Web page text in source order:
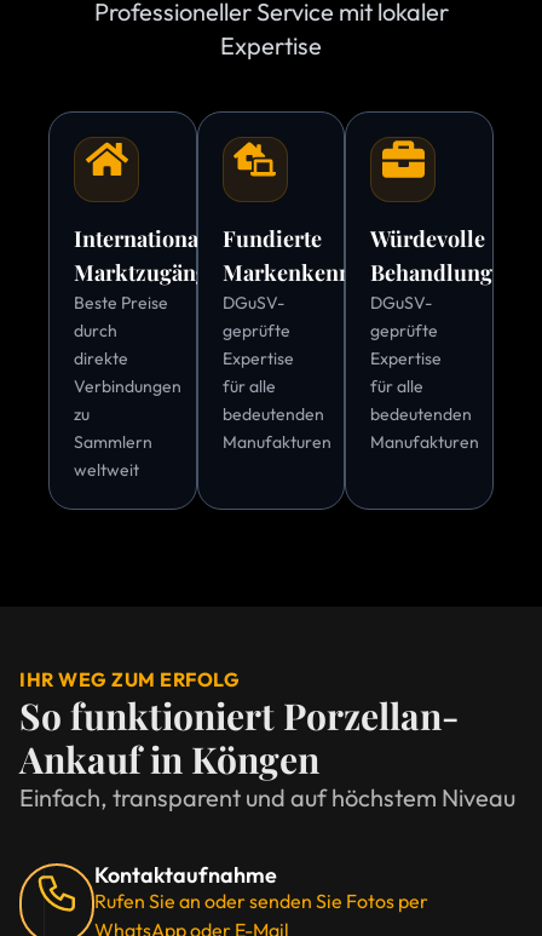
Professioneller Service mit lokaler
Expertise
Internationale
Marktzugänge
Beste Preise
durch
direkte
Verbindungen
zu
Sammlern
weltweit
Fundierte
Markenkenntnis
DGuSV-
geprüfte
Expertise
für alle
bedeutenden
Manufakturen
Würdevolle
Behandlung
DGuSV-
geprüfte
Expertise
für alle
bedeutenden
Manufakturen
IHR WEG ZUM ERFOLG
So funktioniert Porzellan-
Ankauf in Köngen
Einfach, transparent und auf höchstem Niveau
Kontaktaufnahme
Rufen Sie an oder senden Sie Fotos per
WhatsApp oder E-Mail